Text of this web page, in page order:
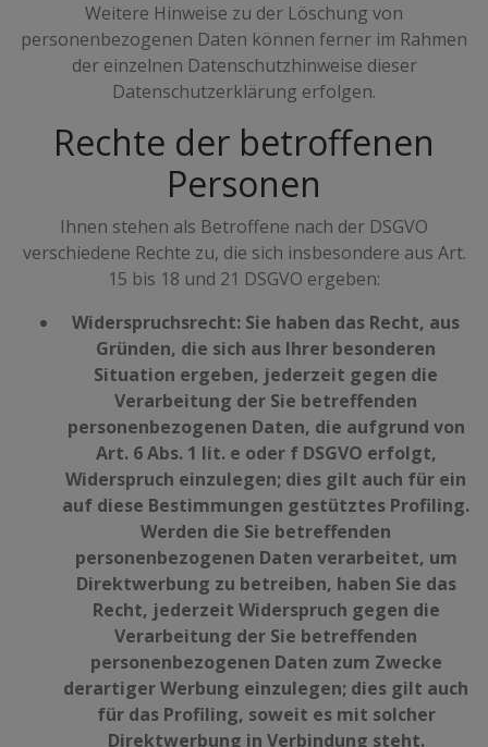
Weitere Hinweise zu der Löschung von
personenbezogenen Daten können ferner im Rahmen
der einzelnen Datenschutzhinweise dieser
Datenschutzerklärung erfolgen.
Rechte der betroffenen
Personen
Ihnen stehen als Betroffene nach der DSGVO
verschiedene Rechte zu, die sich insbesondere aus Art.
15 bis 18 und 21 DSGVO ergeben:
Widerspruchsrecht: Sie haben das Recht, aus
Gründen, die sich aus Ihrer besonderen
Situation ergeben, jederzeit gegen die
Verarbeitung der Sie betreffenden
personenbezogenen Daten, die aufgrund von
Art. 6 Abs. 1 lit. e oder f DSGVO erfolgt,
Widerspruch einzulegen; dies gilt auch für ein
auf diese Bestimmungen gestütztes Profiling.
Werden die Sie betreffenden
personenbezogenen Daten verarbeitet, um
Direktwerbung zu betreiben, haben Sie das
Recht, jederzeit Widerspruch gegen die
Verarbeitung der Sie betreffenden
personenbezogenen Daten zum Zwecke
derartiger Werbung einzulegen; dies gilt auch
für das Profiling, soweit es mit solcher
Direktwerbung in Verbindung steht.